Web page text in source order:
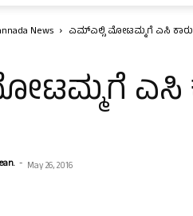
News ಎಮ್ಎಲ್ಸಿ ಮೋಟಮ್ಮಗೆ ಎಸಿ ಕಾರು,
ಎಸಿ
- May 26, 2016